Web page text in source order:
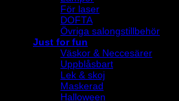
För laser
DOFTA
Övriga salongstillbehör
Just for fun
Väskor & Neccesärer
Uppblåsbart
Lek & skoj
Maskerad
Halloween